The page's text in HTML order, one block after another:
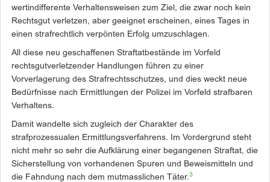
wertindifferente Verhaltensweisen zum Ziel, die zwar noch kein
Rechtsgut verletzen, aber geeignet erscheinen, eines Tages in
einen strafrechtlich verpönten Erfolg umzuschlagen.
All diese neu geschaffenen Straftatbestände im Vorfeld
rechtsgutverletzender Handlungen führen zu einer
Vorverlagerung des Strafrechtsschutzes, und dies weckt neue
Bedürfnisse nach Ermittlungen der Polizei im Vorfeld strafbaren
Verhaltens.
Damit wandelte sich zugleich der Charakter des
strafprozessualen Ermittlungsverfahrens. Im Vordergrund steht
nicht mehr so sehr die Aufklärung einer begangenen Straftat, die
Sicherstellung von vorhandenen Spuren und Beweismitteln und
die Fahndung nach dem mutmasslichen Täter.3